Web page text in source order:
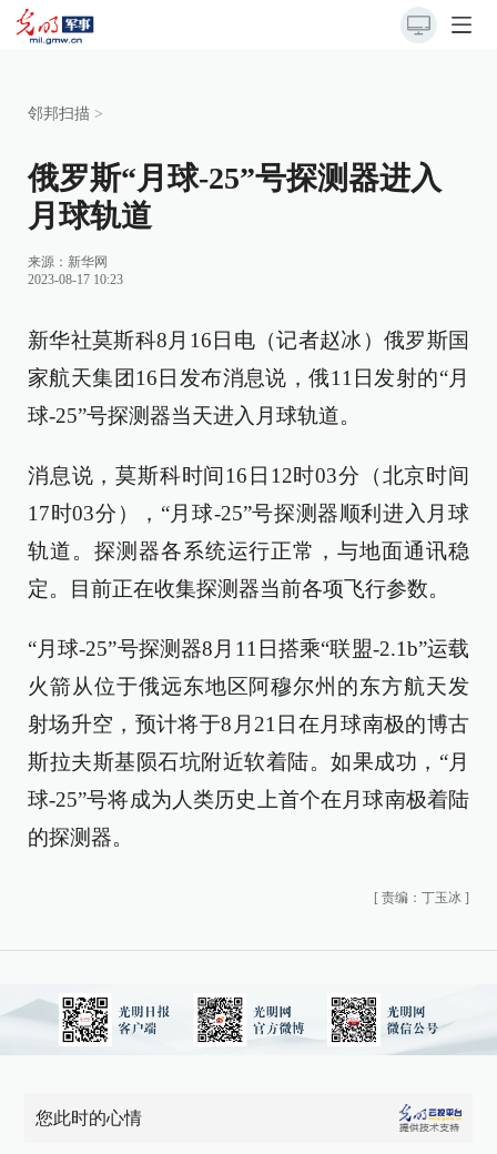
邻邦扫描 >
俄罗斯“月球-25”号探测器进入
月球轨道
来源： 新华网
2023-08-17 10:23
新华社莫斯科8月16日电（记者赵冰）俄罗斯国
家航天集团16日发布消息说，俄11日发射的“月
球-25”号探测器当天进入月球轨道。
消息说，莫斯科时间16日12时03分（北京时间
17时03分），“月球-25”号探测器顺利进入月球
轨道。探测器各系统运行正常，与地面通讯稳
定。目前正在收集探测器当前各项飞行参数。
“月球-25”号探测器8月11日搭乘“联盟-2.1b”运载
火箭从位于俄远东地区阿穆尔州的东方航天发
射场升空，预计将于8月21日在月球南极的博古
斯拉夫斯基陨石坑附近软着陆。如果成功，“月
球-25”号将成为人类历史上首个在月球南极着陆
的探测器。
[ 责编：丁玉冰 ]
您此时的心情